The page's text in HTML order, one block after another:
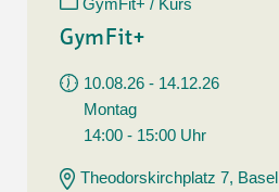
GymFit+ / Kurs
GymFit+
10.08.26 - 14.12.26
Montag
14:00 - 15:00 Uhr
Theodorskirchplatz 7, Basel